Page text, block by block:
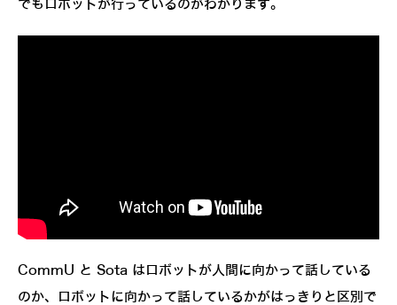
でもロボットが行っているのがわかります。
CommU と Sota はロボットが人間に向かって話している
のか、ロボットに向かって話しているかがはっきりと区別で